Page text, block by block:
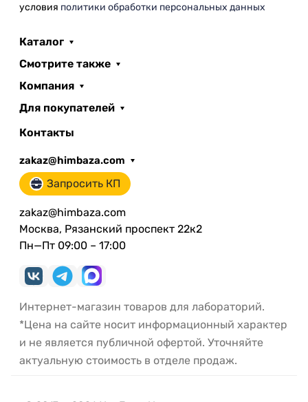
условия политики обработки персональных данных
Каталог
Смотрите также
Компания
Для покупателей
Контакты
zakaz@himbaza.com
Запросить КП
zakaz@himbaza.com
Москва, Рязанский проспект 22к2
Пн—Пт 09:00 – 17:00
Интернет-магазин товаров для лабораторий.
*Цена на сайте носит информационный характер
и не является публичной офертой. Уточняйте
актуальную стоимость в отделе продаж.